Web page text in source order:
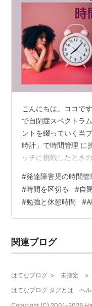
こんにちは。ココで
で自閉症スペクトラ
ントを綴っていく当
時計」で時間管理 に
ッチに挑戦したとき
を起こす原因のひと
いこなしていきます
るやり方だけど… ス
時間を区切る 「時間
も必要 まとめ ストッ
#発達障害児の時間管
#時間を区切る #自
#勉強と休憩時間 #
関連ブログ
はてなブログ > 未指定 >
はてなブログ タグとは
ヘ